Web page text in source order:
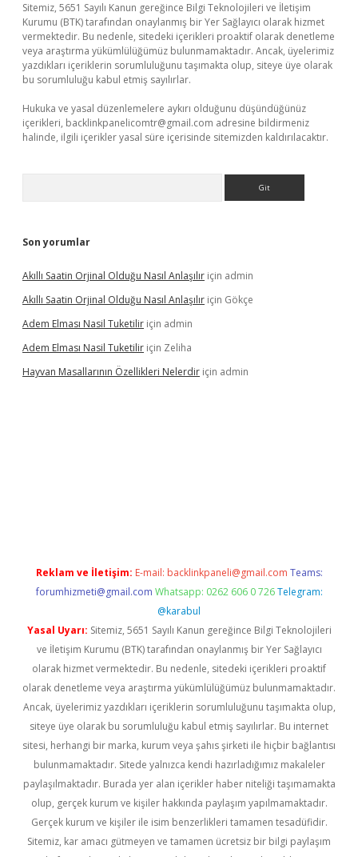
Sitemiz, 5651 Sayılı Kanun gereğince Bilgi Teknolojileri ve İletişim
Kurumu (BTK) tarafından onaylanmış bir Yer Sağlayıcı olarak hizmet
vermektedir. Bu nedenle, sitedeki içerikleri proaktif olarak denetleme
veya araştırma yükümlülüğümüz bulunmamaktadır. Ancak, üyelerimiz
yazdıkları içeriklerin sorumluluğunu taşımakta olup, siteye üye olarak
bu sorumluluğu kabul etmiş sayılırlar.
Hukuka ve yasal düzenlemelere aykırı olduğunu düşündüğünüz
içerikleri, backlinkpanelicomtr@gmail.com adresine bildirmeniz
halinde, ilgili içerikler yasal süre içerisinde sitemizden kaldırılacaktır.
Son yorumlar
Akıllı Saatin Orjinal Olduğu Nasıl Anlaşılır için admin
Akıllı Saatin Orjinal Olduğu Nasıl Anlaşılır için Gökçe
Adem Elması Nasil Tuketilir için admin
Adem Elması Nasil Tuketilir için Zeliha
Hayvan Masallarının Özellikleri Nelerdir için admin
Reklam ve İletişim: E-mail: backlinkpaneli@gmail.com Teams:
forumhizmeti@gmail.com Whatsapp: 0262 606 0 726 Telegram:
@karabul
Yasal Uyarı: Sitemiz, 5651 Sayılı Kanun gereğince Bilgi Teknolojileri
ve İletişim Kurumu (BTK) tarafından onaylanmış bir Yer Sağlayıcı
olarak hizmet vermektedir. Bu nedenle, sitedeki içerikleri proaktif
olarak denetleme veya araştırma yükümlülüğümüz bulunmamaktadır.
Ancak, üyelerimiz yazdıkları içeriklerin sorumluluğunu taşımakta olup,
siteye üye olarak bu sorumluluğu kabul etmiş sayılırlar. Bu internet
sitesi, herhangi bir marka, kurum veya şahıs şirketi ile hiçbir bağlantısı
bulunmamaktadır. Sitede yalnızca kendi hazırladığımız makaleler
paylaşılmaktadır. Burada yer alan içerikler haber niteliği taşımamakta
olup, gerçek kurum ve kişiler hakkında paylaşım yapılmamaktadır.
Gerçek kurum ve kişiler ile isim benzerlikleri tamamen tesadüfidir.
Sitemiz, kar amacı gütmeyen ve tamamen ücretsiz bir bilgi paylaşım